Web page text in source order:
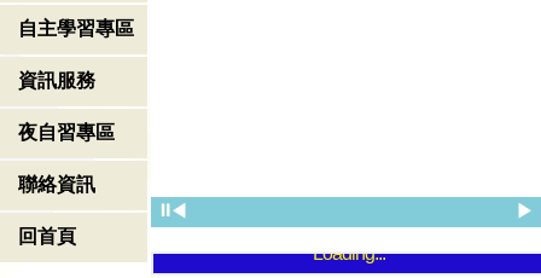
自主學習專區
資訊服務
夜自習專區
聯絡資訊
回首頁
⏸◀ ▶
Loading...